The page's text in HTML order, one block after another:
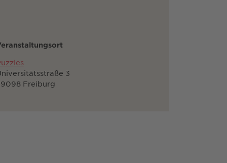
3
Freiburg